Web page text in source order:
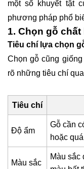
một số khuyết tật
phương pháp phổ
1. Chọn gỗ
Tiêu chí lựa chọn
Chọn gỗ cũng
rõ những tiêu chí
Tiêu chí
Độ ẩm
Gỗ cần
hoặc
Màu sắc
Màu sắc